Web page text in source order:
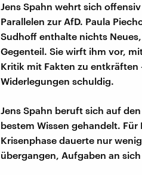
Jens Spahn wehrt sich
Parallelen zur AfD. Paula
Sudhoff enthalte nichts
Gegenteil. Sie wirft ihm vor,
Kritik mit Fakten zu entkräften
Widerlegungen schuldig.
Jens Spahn beruft sich auf
bestem Wissen gehandelt.
Krisenphase dauerte nur
übergangen, Aufgaben an